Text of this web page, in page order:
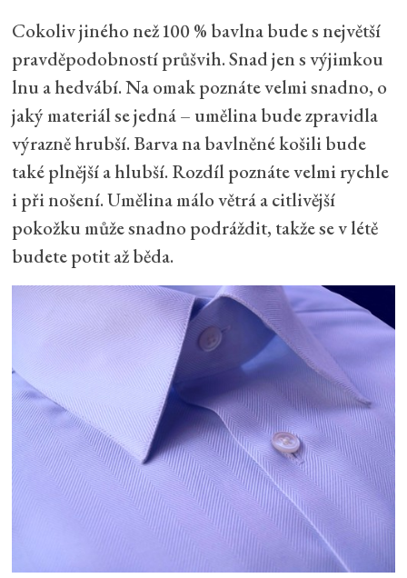
Cokoliv jiného než 100 % bavlna bude s největší
pravděpodobností průšvih. Snad jen s výjimkou
lnu a hedvábí. Na omak poznáte velmi snadno, o
jaký materiál se jedná – umělina bude zpravidla
výrazně hrubší. Barva na bavlněné košili bude
také plnější a hlubší. Rozdíl poznáte velmi rychle
i při nošení. Umělina málo větrá a citlivější
pokožku může snadno podráždit, takže se v létě
budete potit až běda.